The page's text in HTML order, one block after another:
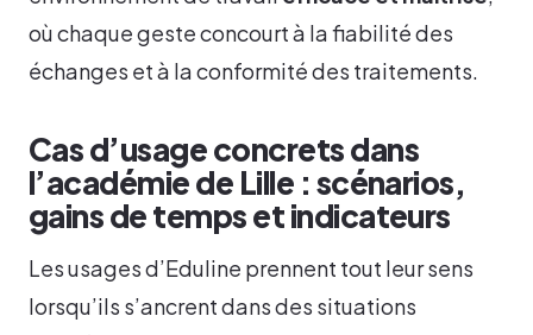
où chaque geste concourt à la fiabilité des
échanges et à la conformité des traitements.
Cas d’usage concrets dans
l’académie de Lille : scénarios,
gains de temps et indicateurs
Les usages d’Eduline prennent tout leur sens
lorsqu’ils s’ancrent dans des situations